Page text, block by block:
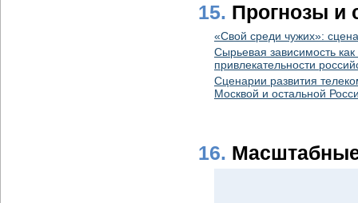
15. Прогнозы и
«Свой среди чужих»:
Сырьевая зависимость
привлекательности
Сценарии развития
Москвой и остальной
16.